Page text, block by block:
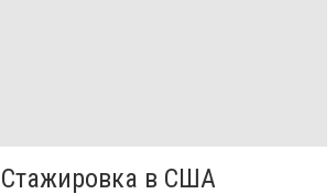
Стажировка в США